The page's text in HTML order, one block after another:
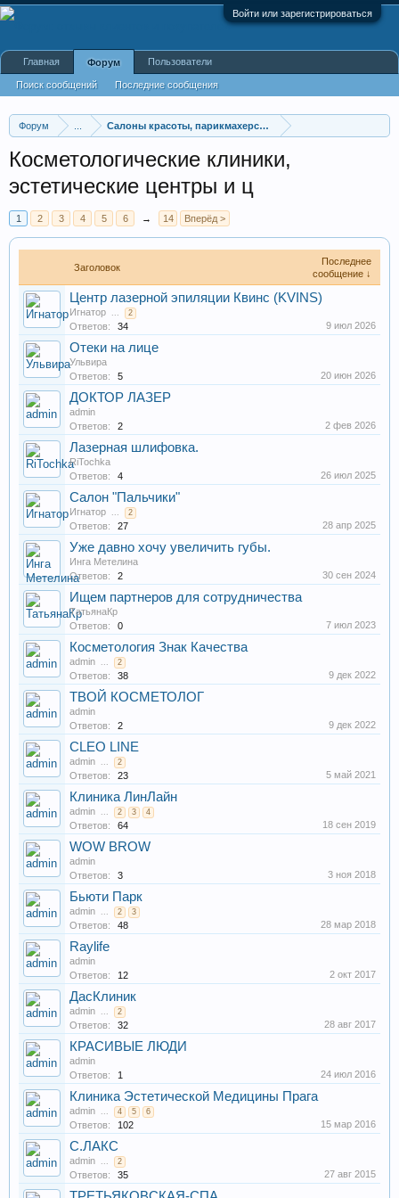
Войти или зарегистрироваться
Форум Салоны красоты, парикмахерские, косметология
Косметологические клиники,
эстетические центры и ц
1 2 3 4 5 6 → 14 Вперёд >
Заголовок
Последнее
сообщение ↓
Центр лазерной эпиляции Квинс (KVINS)
Игнатор ... 2
Ответов: 34 9 июл 2026
Отеки на лице
Ульвира
Ответов:
5 20 июн 2026
ДОКТОР ЛАЗЕР
admin
Ответов:
2 2 фев 2026
Лазерная шлифовка.
RiTochka
Ответов:
4 26 июл 2025
Салон "Пальчики"
Игнатор ... 2
Ответов: 27 28 апр 2025
Уже давно хочу увеличить губы.
Инга Метелина
Ответов:
2 30 сен 2024
Ищем партнеров для сотрудничества
ТатьянаКр
Ответов:
0 7 июл 2023
Косметология Знак Качества
admin ... 2
Ответов: 38 9 дек 2022
ТВОЙ КОСМЕТОЛОГ
admin
Ответов:
2 9 дек 2022
CLEO LINE
admin ... 2
Ответов: 23 5 май 2021
Клиника ЛинЛайн
admin ... 2 3 4
Ответов: 64 18 сен 2019
WOW BROW
admin
Ответов:
3 3 ноя 2018
Бьюти Парк
admin ... 2 3
Ответов: 48 28 мар 2018
Raylife
admin
Ответов:
12 2 окт 2017
ДасКлиник
admin ... 2
Ответов: 32 28 авг 2017
КРАСИВЫЕ ЛЮДИ
admin
Ответов:
1 24 июл 2016
Клиника Эстетической Медицины Прага
admin ... 4 5 6
Ответов: 102 15 мар 2016
С.ЛАКС
admin ... 2
Ответов: 35 27 авг 2015
Главная Форум
Поиск сообщений Последние сообщения
Пользователи